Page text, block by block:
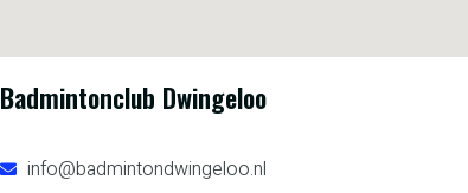
Badmintonclub Dwingeloo
info@badmintondwingeloo.nl